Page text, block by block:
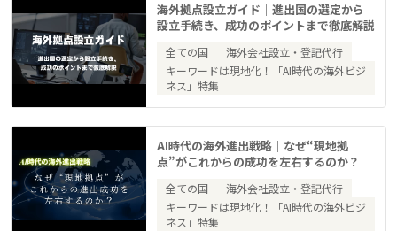
海外拠点設立ガイド｜進出国の選定から
設立手続き、成功のポイントまで徹底解説
全ての国
海外会社設立・登記代行
キーワードは現地化！「AI時代の海外ビジ
ネス」特集
AI時代の海外進出戦略｜なぜ“現地拠
点”がこれからの成功を左右するのか？
全ての国
海外会社設立・登記代行
キーワードは現地化！「AI時代の海外ビジ
ネス」特集